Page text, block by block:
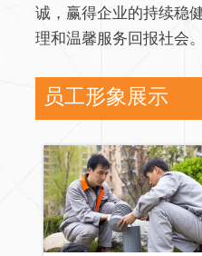
诚，赢得企业的持续稳
理和温馨服务回报社会
员工形象展示